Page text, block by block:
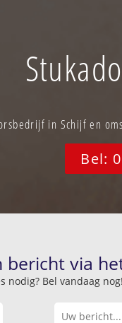
in Schijf en
Bel:
bericht via
nodig? Bel vandaag nog!